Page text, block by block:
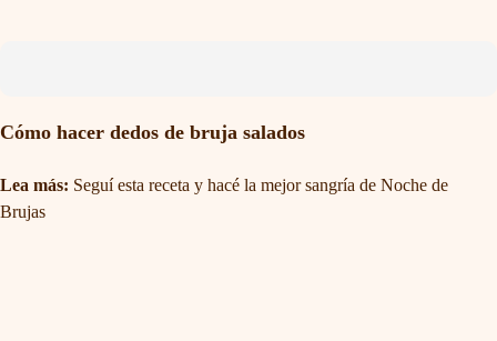
Cómo hacer dedos de bruja salados
Lea más: Seguí esta receta y hacé la mejor sangría de Noche de
Brujas